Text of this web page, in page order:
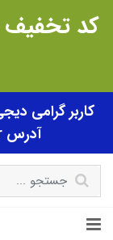
کاربر گرامی
آدرس mehr9mah.ir مراجعه فرمایید.